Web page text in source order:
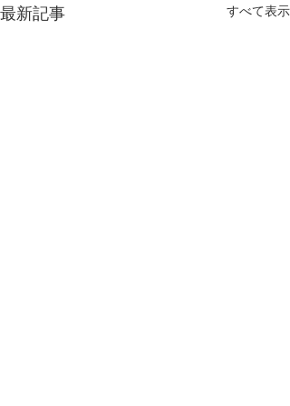
最新記事 すべて表示